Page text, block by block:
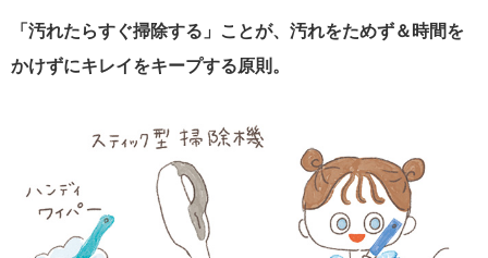
「汚れたらすぐ掃除する」ことが、汚れをためず＆時間を
かけずにキレイをキープする原則。